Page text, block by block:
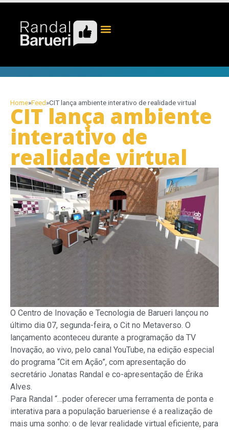
Home»Feed»CIT lança ambiente interativo de realidade virtual
CIT lança ambiente
interativo de
realidade virtual
O Centro de Inovação e Tecnologia de Barueri lançou no
último dia 07, segunda-feira, o Cit no Metaverso. O
lançamento aconteceu durante a programação da TV
Inovação, ao vivo, pelo canal YouTube, na edição especial
do programa “Cit em Ação”, com apresentação do
secretário Jonatas Randal e co-apresentação de Érika
Alves.
Para Randal “…poder oferecer uma ferramenta de ponta e
interativa para a população barueriense é a realização de
mais uma sonho: o de levar realidade virtual eficiente, para